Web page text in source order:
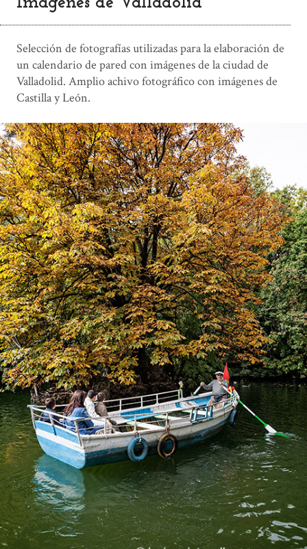
Selección de fotografías utilizadas para la elaboración de
un calendario de pared con imágenes de la ciudad de
Valladolid. Amplio achivo fotográfico con imágenes de
Castilla y León.